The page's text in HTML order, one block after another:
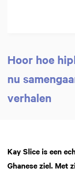
Hoor hoe
nu
verhalen
Kay Slice is een
Ghanese ziel. Met